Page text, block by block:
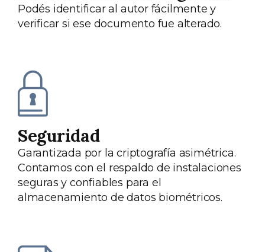
Podés identificar al autor fácilmente y
verificar si ese documento fue alterado.
Seguridad
Garantizada por la criptografía asimétrica.
Contamos con el respaldo de instalaciones
seguras y confiables para el
almacenamiento de datos biométricos.